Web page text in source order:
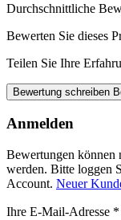
Durchschnittliche
Bewerten Sie dieses
Teilen Sie Ihre
Bewertung schreiben
Anmelden
Bewertungen können
werden. Bitte loggen
Account. Neuer
Ihre E-Mail-Adresse *